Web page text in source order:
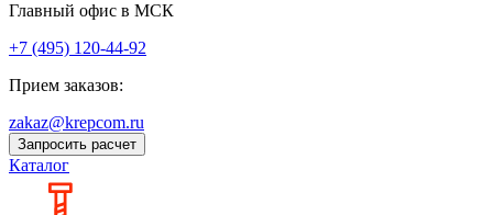
Главный офис в МСК
+7 (495) 120-44-92
Прием заказов:
zakaz@krepcom.ru
Запросить расчет
Каталог